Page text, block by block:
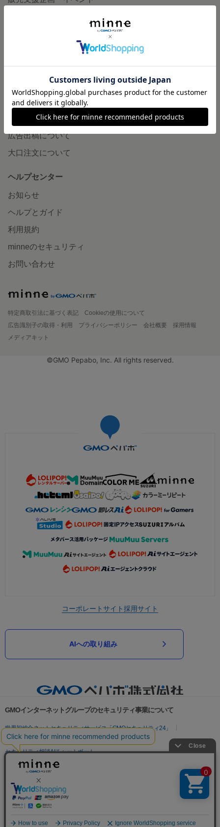
minneとものづくりと
minneの本
企業の方へ
広告出稿について
大口注文について
ヘルプセンター
お知らせ
ヘルプとガイド
利用規約
minneのセキュリティ
お問い合わせ
特定商取引法に基づく表記
Cookieの使用について
広告識別子の取得・利用
プライバシーポリシー 会社概要
採用情報
メディアキット
©GMO Pepabo, Inc. All rights reserved.
コーポレートサイト採用サイト
AIへの取り組み
GMOインターネットグループのセキュリティ事業について
世界初総合ネットセキュリティサービス「GMOセキュリティ24」
パスワード漏洩診断
Webサイトリスク診断
セキュリティ相談AIチャットボット
実在証明・盗聴対策
サイバー攻撃対策（GMO Flatt Security）
セキュリティ事業の軌跡